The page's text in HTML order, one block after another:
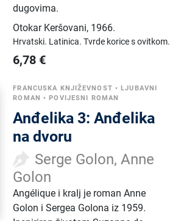
dugovima.
Otokar Keršovani, 1966.
Hrvatski. Latinica.Tvrde korice s ovitkom.
6,78 €
FRANCUSKA KNJIŽEVNOST •LJUBAVNI
ROMAN •POVIJESNI ROMAN
Anđelika 3: Anđelika
na dvoru
Serge Golon, Anne
Golon
Angélique i kralj je roman Anne
Golon i Sergea Golona iz 1959.